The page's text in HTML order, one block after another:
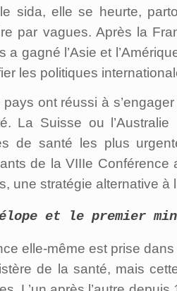
sida, elle se heurte,
par vagues. Après la
a gagné l’Asie et
les politiques
pays ont réussi à
La Suisse ou
de santé les plus
de la VIIIe
une stratégie alternative
et le premier
elle-même est prise
de la santé, mais